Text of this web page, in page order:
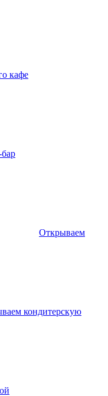
кафе
Открываем
кондитерскую